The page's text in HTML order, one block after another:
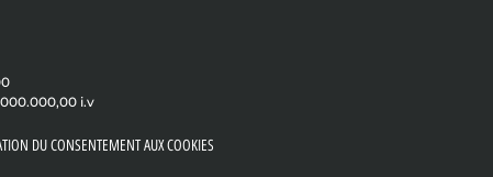
i.v
DU CONSENTEMENT AUX COOKIES